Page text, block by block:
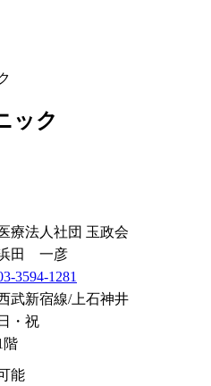
ック
療法人社団 玉政会
田 一彦
3594-1281
武新宿線/上石神井
日・祝
階
能